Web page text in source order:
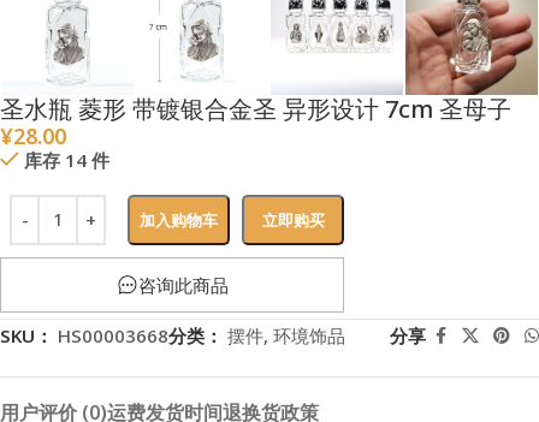
圣水瓶 菱形 带镀银合金圣 异形设计 7cm 圣母子
¥28.00
库存 14 件
加入购物车 立即购买
咨询此商品
SKU： HS00003668分类： 摆件, 环境饰品 分享
用户评价 (0)运费发货时间退换货政策